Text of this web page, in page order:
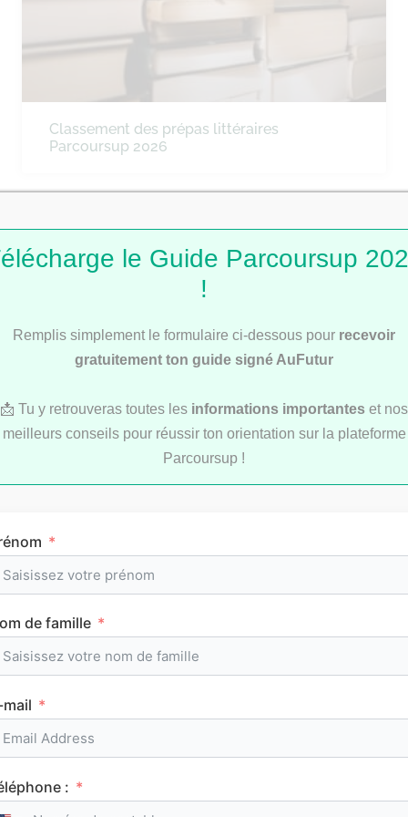
Classement des prépas littéraires
Parcoursup 2026
Le classement des meilleurs IFSI sur
Parcoursup 2026
Tous les articles
AuFutur
RUSSE
le Guide Parcoursup
!
Remplis simplement le formulaire ci-dessous pour recevoir
gratuitement ton guide signé AuFutur
📩 Tu y retrouveras toutes les informations importantes et nos
meilleurs conseils pour réussir ton orientation sur la plateforme
Parcoursup !
de famille
: